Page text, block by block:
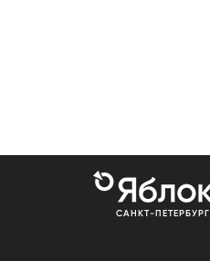
САНКТ-ПЕТЕРБУРГ